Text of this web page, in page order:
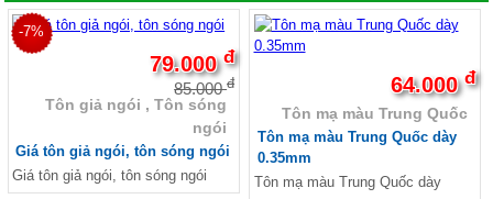
-7%
79.000đ
85.000đ
Tôn giả ngói , Tôn sóng
ngói
Giá tôn giả ngói, tôn sóng ngói
Giá tôn giả ngói, tôn sóng ngói
64.000đ
Tôn mạ màu Trung Quốc
Tôn mạ màu Trung Quốc dày
0.35mm
Tôn mạ màu Trung Quốc dày